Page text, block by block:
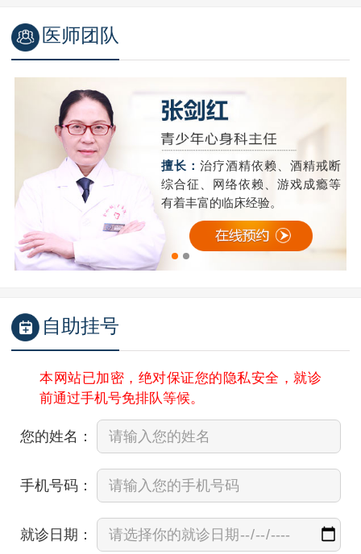
医师团队
擅长：治疗酒精依赖、酒精戒断
综合征、网络依赖、游戏成瘾等
有着丰富的临床经验。
自助挂号
本网站已加密，绝对保证您的隐私安全，就诊
前通过手机号免排队等候。
您的姓名：
手机号码：
就诊日期：